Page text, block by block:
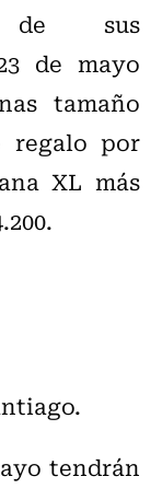
de sus
de mayo
tamaño
regalo por
XL más
tendrán